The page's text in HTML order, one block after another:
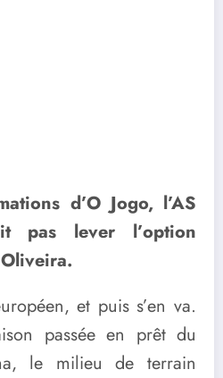
d’O Jogo, l’AS
pas lever l’option
et puis s’en va.
passée en prêt du
le milieu de terrain